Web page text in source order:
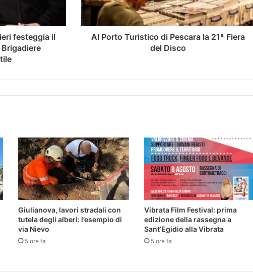
festeggia il
Al Porto Turistico di Pescara la 21ª Fiera
del Disco
Giulianova, lavori stradali con
tutela degli alberi: l’esempio di
via Nievo
5 ore fa
Vibrata Film Festival: prima
edizione della rassegna a
Sant’Egidio alla Vibrata
5 ore fa